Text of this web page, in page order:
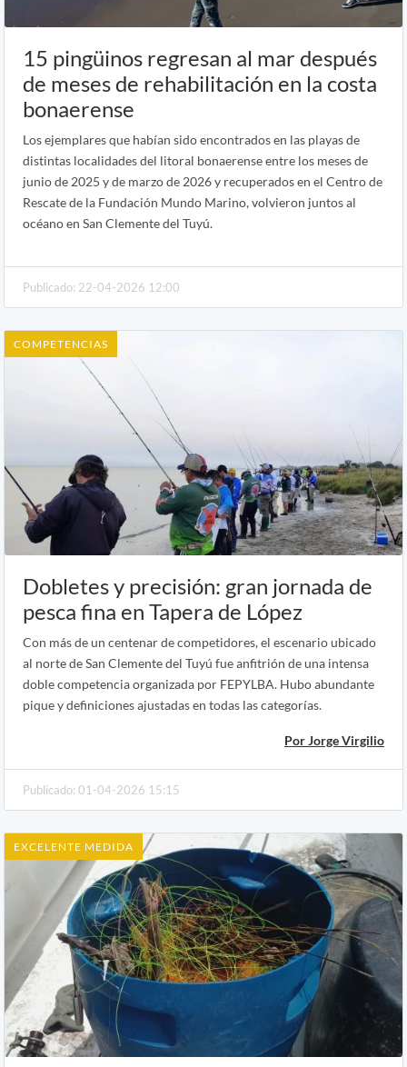
15 pingüinos regresan al mar después
de meses de rehabilitación en la costa
bonaerense
Los ejemplares que habían sido encontrados en las playas de
distintas localidades del litoral bonaerense entre los meses de
junio de 2025 y de marzo de 2026 y recuperados en el Centro de
Rescate de la Fundación Mundo Marino, volvieron juntos al
océano en San Clemente del Tuyú.
Publicado: 22-04-2026 12:00
COMPETENCIAS
Dobletes y precisión: gran jornada de
pesca fina en Tapera de López
Con más de un centenar de competidores, el escenario ubicado
al norte de San Clemente del Tuyú fue anfitrión de una intensa
doble competencia organizada por FEPYLBA. Hubo abundante
pique y definiciones ajustadas en todas las categorías.
Por Jorge Virgilio
Publicado: 01-04-2026 15:15
EXCELENTE MEDIDA